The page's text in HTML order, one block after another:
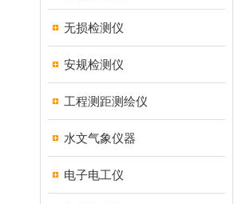
无损检测仪
安规检测仪
工程测距测绘仪
水文气象仪器
电子电工仪